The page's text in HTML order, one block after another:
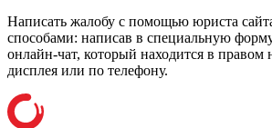
Написать жалобу с помощью юриста
способами: написав в специальную
онлайн-чат, который находится в правом
дисплея или по телефону.